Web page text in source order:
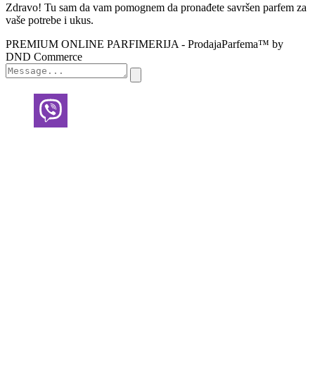
Zdravo! Tu sam da vam pomognem da pronađete savršen parfem za
vaše potrebe i ukus.
PREMIUM ONLINE PARFIMERIJA - ProdajaParfema™ by
DND Commerce